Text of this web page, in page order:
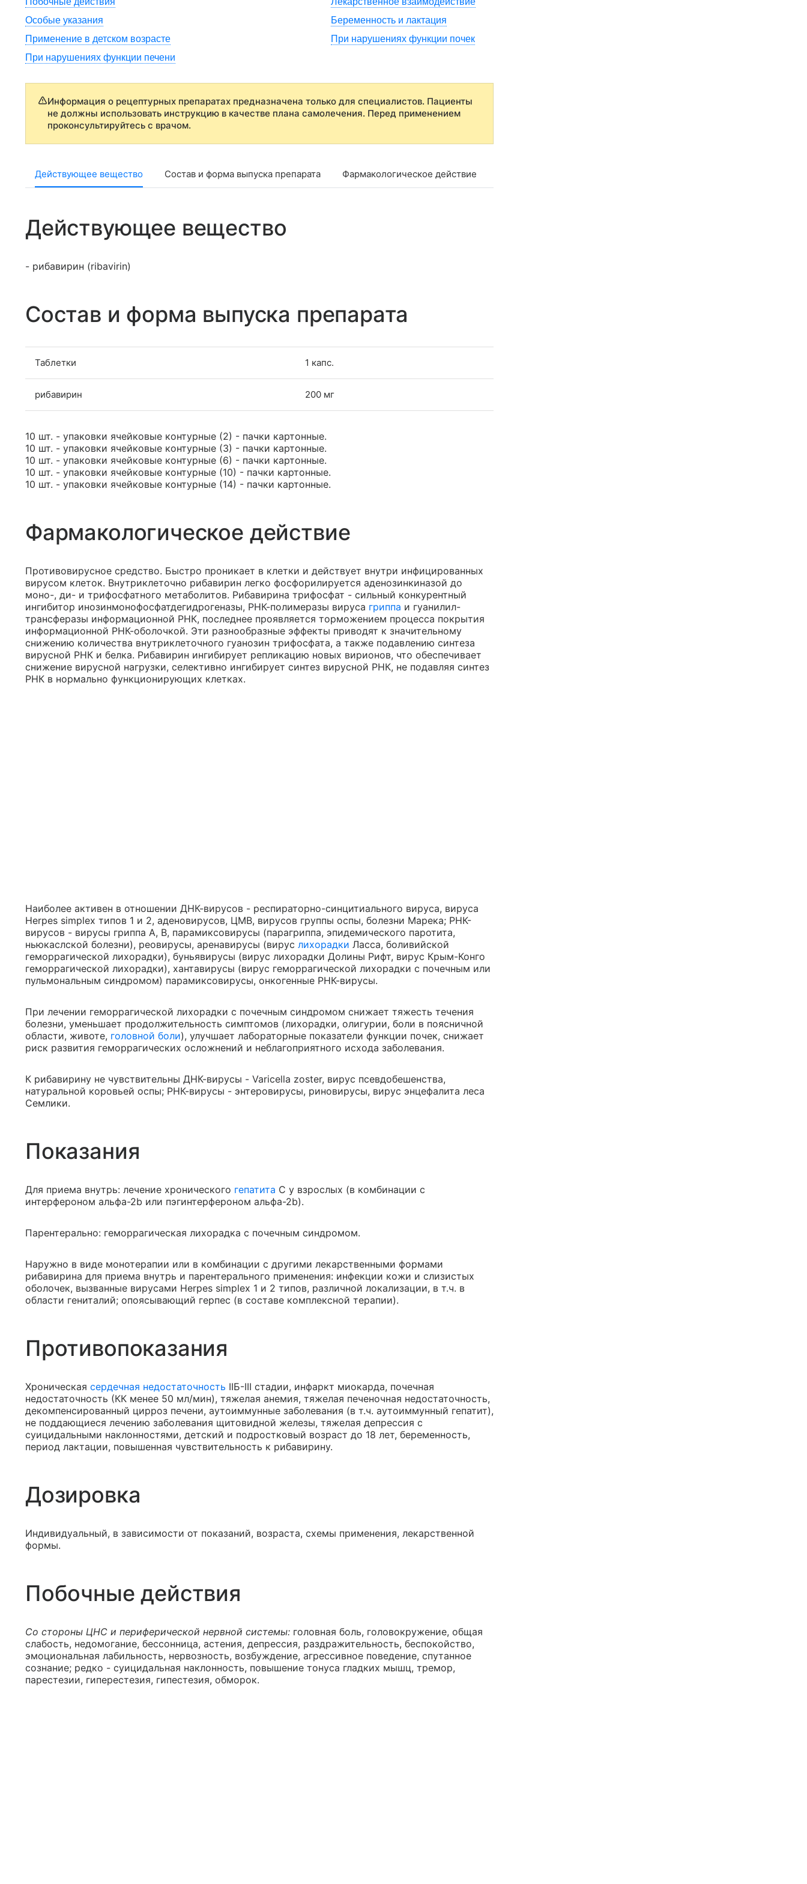
Особые указания
Беременность и лактация
Применение в детском возрасте
При нарушениях функции почек
При нарушениях функции печени
Информация о рецептурных препаратах предназначена только для специалистов. Пациенты
не должны использовать инструкцию в качестве плана самолечения. Перед применением
проконсультируйтесь с врачом.
Действующее вещество Состав и форма выпуска препарата Фармакологическое действие
Действующее вещество
- рибавирин (ribavirin)
Состав и форма выпуска препарата
Таблетки 1 капс.
рибавирин 200 мг
10 шт. - упаковки ячейковые контурные (2) - пачки картонные.
10 шт. - упаковки ячейковые контурные (3) - пачки картонные.
10 шт. - упаковки ячейковые контурные (6) - пачки картонные.
10 шт. - упаковки ячейковые контурные (10) - пачки картонные.
10 шт. - упаковки ячейковые контурные (14) - пачки картонные.
Фармакологическое действие
Противовирусное средство. Быстро проникает в клетки и действует внутри инфицированных
вирусом клеток. Внутриклеточно рибавирин легко фосфорилируется аденозинкиназой до
моно-, ди- и трифосфатного метаболитов. Рибавирина трифосфат - сильный конкурентный
ингибитор инозинмонофосфатдегидрогеназы, РНК-полимеразы вируса гриппа и гуанилил-
трансферазы информационной РНК, последнее проявляется торможением процесса покрытия
информационной РНК-оболочкой. Эти разнообразные эффекты приводят к значительному
снижению количества внутриклеточного гуанозин трифосфата, а также подавлению синтеза
вирусной РНК и белка. Рибавирин ингибирует репликацию новых вирионов, что обеспечивает
снижение вирусной нагрузки, селективно ингибирует синтез вирусной РНК, не подавляя синтез
РНК в нормально функционирующих клетках.
Наиболее активен в отношении ДНК-вирусов - респираторно-синцитиального вируса, вируса
Herpes simplex типов 1 и 2, аденовирусов, ЦМВ, вирусов группы оспы, болезни Марека; РНК-
вирусов - вирусы гриппа А, В, парамиксовирусы (парагриппа, эпидемического паротита,
ньюкаслской болезни), реовирусы, аренавирусы (вирус лихорадки Ласса, боливийской
геморрагической лихорадки), буньявирусы (вирус лихорадки Долины Рифт, вирус Крым-Конго
геморрагической лихорадки), хантавирусы (вирус геморрагической лихорадки с почечным или
пульмональным синдромом) парамиксовирусы, онкогенные РНК-вирусы.
При лечении геморрагической лихорадки с почечным синдромом снижает тяжесть течения
болезни, уменьшает продолжительность симптомов (лихорадки, олигурии, боли в поясничной
области, животе, головной боли), улучшает лабораторные показатели функции почек, снижает
риск развития геморрагических осложнений и неблагоприятного исхода заболевания.
К рибавирину не чувствительны ДНК-вирусы - Varicella zoster, вирус псевдобешенства,
натуральной коровьей оспы; РНК-вирусы - энтеровирусы, риновирусы, вирус энцефалита леса
Семлики.
Показания
Для приема внутрь: лечение хронического гепатита С у взрослых (в комбинации с
интерфероном альфа-2b или пэгинтерфероном альфа-2b).
Парентерально: геморрагическая лихорадка с почечным синдромом.
Наружно в виде монотерапии или в комбинации с другими лекарственными формами
рибавирина для приема внутрь и парентерального применения: инфекции кожи и слизистых
оболочек, вызванные вирусами Herpes simplex 1 и 2 типов, различной локализации, в т.ч. в
области гениталий; опоясывающий герпес (в составе комплексной терапии).
Противопоказания
Хроническая сердечная недостаточность IIБ-III стадии, инфаркт миокарда, почечная
недостаточность (КК менее 50 мл/мин), тяжелая анемия, тяжелая печеночная недостаточность,
декомпенсированный цирроз печени, аутоиммунные заболевания (в т.ч. аутоиммунный гепатит),
не поддающиеся лечению заболевания щитовидной железы, тяжелая депрессия с
суицидальными наклонностями, детский и подростковый возраст до 18 лет, беременность,
период лактации, повышенная чувствительность к рибавирину.
Дозировка
Индивидуальный, в зависимости от показаний, возраста, схемы применения, лекарственной
формы.
Побочные действия
Со стороны ЦНС и периферической нервной системы: головная боль, головокружение, общая
слабость, недомогание, бессонница, астения, депрессия, раздражительность, беспокойство,
эмоциональная лабильность, нервозность, возбуждение, агрессивное поведение, спутанное
сознание; редко - суицидальная наклонность, повышение тонуса гладких мышц, тремор,
парестезии, гиперестезия, гипестезия, обморок.